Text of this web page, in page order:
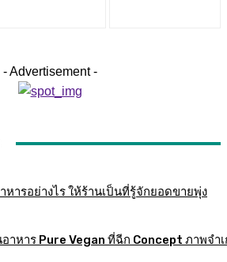
- Advertisement -
หารอย่างไร ให้ร้านเป็นที่รู้จักยอดขายพุ่ง
าหาร Pure Vegan ที่ฉีก Concept ภาพจำเ